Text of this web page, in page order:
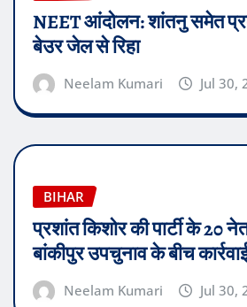
NEET आंदोलन: शांतनु समेत
बेउर जेल से रिहा
Neelam Kumari Jul 30,
BIHAR
प्रशांत किशोर की पार्टी के 20
बांकीपुर उपचुनाव के बीच
Neelam Kumari Jul 30,